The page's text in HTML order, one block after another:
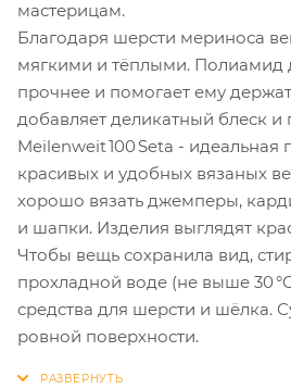
мастерицам.
Благодаря шерсти мериноса
мягкими и тёплыми. Полиамид
прочнее и помогает ему
добавляет деликатный блеск и
Meilenweit 100 Seta - идеальная
красивых и удобных вязаных
хорошо вязать джемперы,
и шапки. Изделия выглядят
Чтобы вещь сохранила вид,
прохладной воде (не выше 30
средства для шерсти и шёлка.
ровной поверхности.